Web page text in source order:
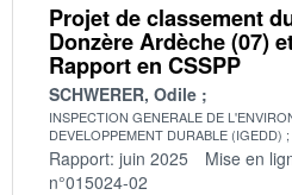
Projet de classement
Donzère Ardèche (07)
Rapport en CSSPP
SCHWERER, Odile
INSPECTION GENERALE DE
DEVELOPPEMENT DURABLE (IGEDD)
Rapport: juin 2025 Mise en
n°015024-02